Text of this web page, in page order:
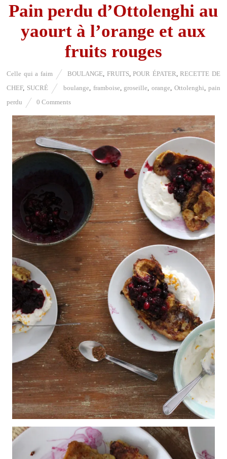
Pain perdu d’Ottolenghi au
yaourt à l’orange et aux
fruits rouges
Celle qui a faim BOULANGE FRUITS,POUR ÉPATER ,RECETTE DE
CHEF, SUCRÉ boulange framboise groseille ,orange Ottolenghi pain
perdu
0 Comments